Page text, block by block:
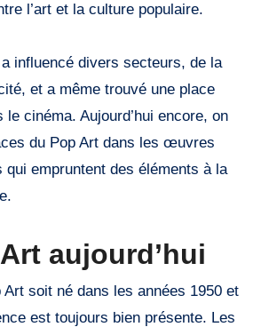
l’art et la culture populaire.
influencé divers secteurs, de la
et a même trouvé une place
le cinéma. Aujourd’hui encore, on
du Pop Art dans les œuvres
qui empruntent des éléments à la
aujourd’hui
Art soit né dans les années 1950 et
est toujours bien présente. Les